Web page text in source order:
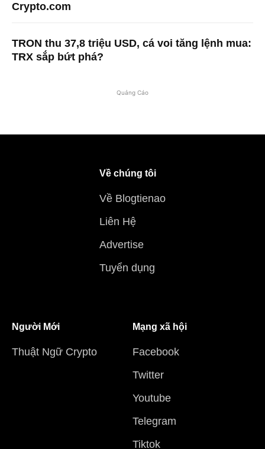
Crypto.com
TRON thu 37,8 triệu USD, cá voi tăng lệnh mua:
TRX sắp bứt phá?
Quảng Cáo
Về chúng tôi
Về Blogtienao
Liên Hệ
Advertise
Tuyển dụng
Người Mới
Thuật Ngữ Crypto
Mạng xã hội
Facebook
Twitter
Youtube
Telegram
Tiktok